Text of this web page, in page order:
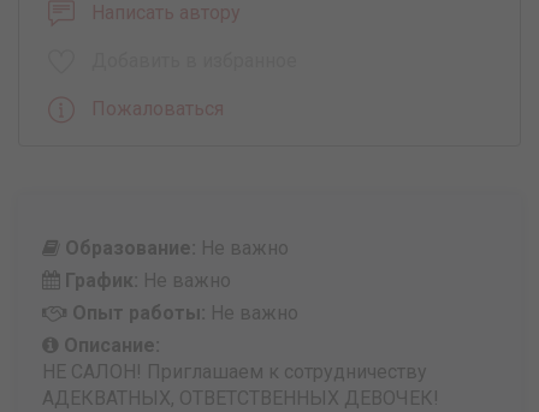
Написать автору
Пожаловаться
Образование: Не важно
График: Не важно
Опыт работы: Не важно
Описание:
НЕ САЛОН! Приглашаем к сотрудничеству
АДЕКВАТНЫХ, ОТВЕТСТВЕННЫХ ДЕВОЧЕК!